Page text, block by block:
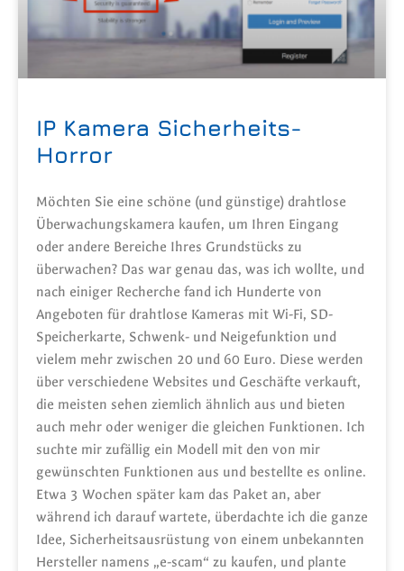
IP Kamera Sicherheits-
Horror
Möchten Sie eine schöne (und günstige) drahtlose
Überwachungskamera kaufen, um Ihren Eingang
oder andere Bereiche Ihres Grundstücks zu
überwachen? Das war genau das, was ich wollte, und
nach einiger Recherche fand ich Hunderte von
Angeboten für drahtlose Kameras mit Wi-Fi, SD-
Speicherkarte, Schwenk- und Neigefunktion und
vielem mehr zwischen 20 und 60 Euro. Diese werden
über verschiedene Websites und Geschäfte verkauft,
die meisten sehen ziemlich ähnlich aus und bieten
auch mehr oder weniger die gleichen Funktionen. Ich
suchte mir zufällig ein Modell mit den von mir
gewünschten Funktionen aus und bestellte es online.
Etwa 3 Wochen später kam das Paket an, aber
während ich darauf wartete, überdachte ich die ganze
Idee, Sicherheitsausrüstung von einem unbekannten
Hersteller namens „e-scam“ zu kaufen, und plante